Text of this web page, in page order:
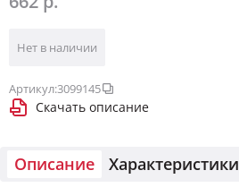
Нет в наличии
Артикул:3099145
Скачать описание
Описание Характеристики